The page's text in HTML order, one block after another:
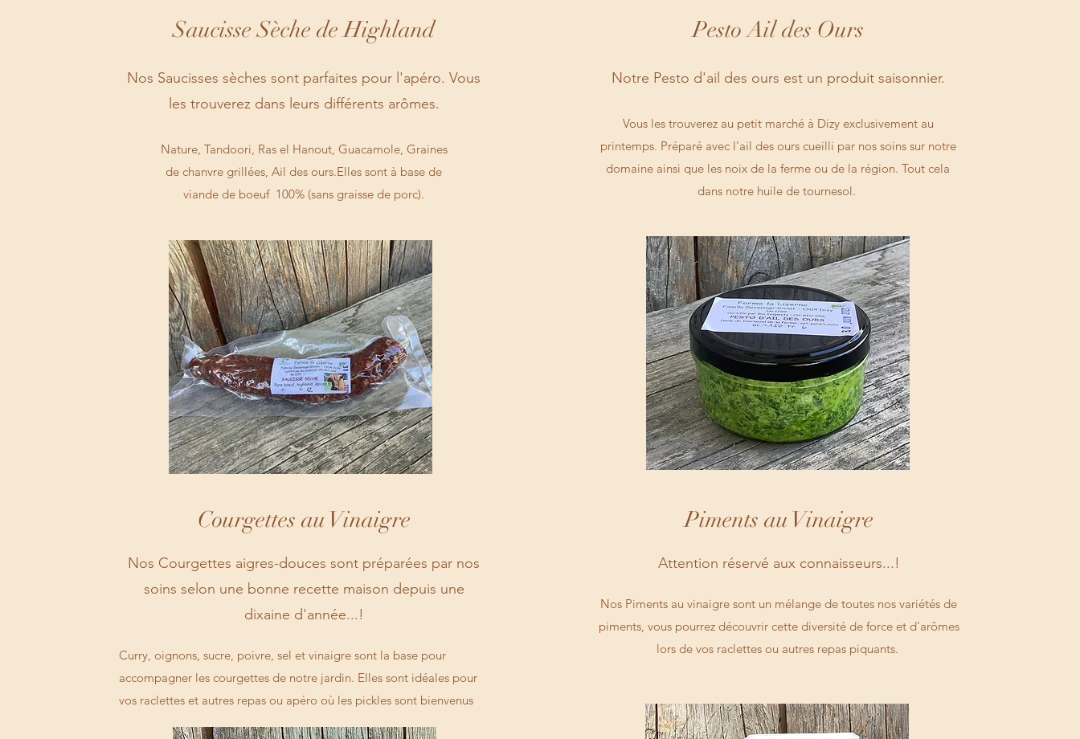
Saucisse Sèche de Highland
Nos Saucisses sèches sont parfaites pour l'apéro. Vous
les trouverez dans leurs différents arômes.
Nature, Tandoori, Ras el Hanout, Guacamole, Graines
de chanvre grillées, Ail des ours.Elles sont à base de
viande de boeuf 100% (sans graisse de porc).
Pesto Ail des Ours
Notre Pesto d'ail des ours est un produit saisonnier.
Vous les trouverez au petit marché à Dizy exclusivement au
printemps. Préparé avec l'ail des ours cueilli par nos soins sur notre
domaine ainsi que les noix de la ferme ou de la région. Tout cela
dans notre huile de tournesol.
Courgettes au Vinaigre
Nos Courgettes aigres-douces sont préparées par nos
soins selon une bonne recette maison depuis une
dixaine d'année...!
Curry, oignons, sucre, poivre, sel et vinaigre sont la base pour
accompagner les courgettes de notre jardin. Elles sont idéales pour
vos raclettes et autres repas ou apéro où les pickles sont bienvenus
Piments au Vinaigre
Attention réservé aux connaisseurs...!
Nos Piments au vinaigre sont un mélange de toutes nos variétés de
piments, vous pourrez découvrir cette diversité de force et d'arômes
lors de vos raclettes ou autres repas piquants.